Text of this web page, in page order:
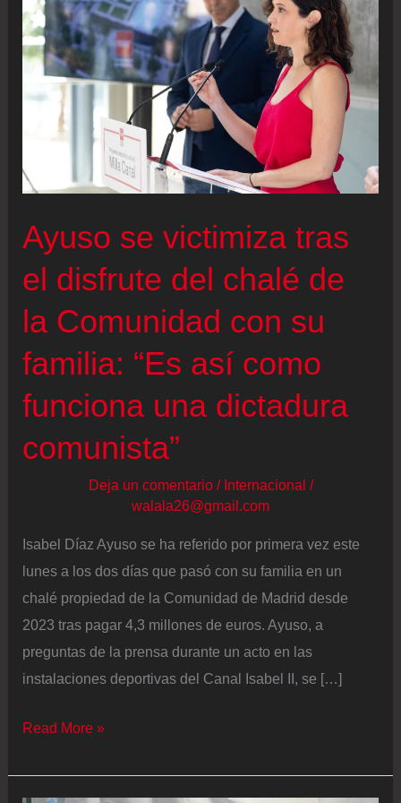
Ayuso se victimiza tras
el disfrute del chalé de
la Comunidad con su
familia: “Es así como
funciona una dictadura
comunista”
Deja un comentario / Internacional /
walala26@gmail.com
Isabel Díaz Ayuso se ha referido por primera vez este
lunes a los dos días que pasó con su familia en un
chalé propiedad de la Comunidad de Madrid desde
2023 tras pagar 4,3 millones de euros. Ayuso, a
preguntas de la prensa durante un acto en las
instalaciones deportivas del Canal Isabel II, se […]
Ayuso
victimiza
Read More »